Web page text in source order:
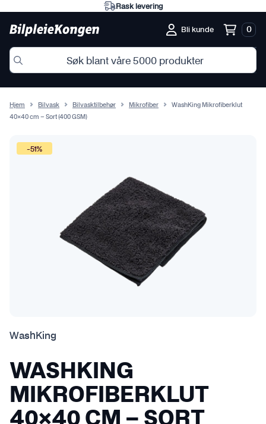
Eksperter på norske forhold
Bli kunde 0
Hjem Bilvask Bilvasktilbehør Mikrofiber
WashKing Mikrofiberklut
40×40 cm – Sort (400 GSM)
-51%
WashKing
WASHKING
MIKROFIBERKLUT
40×40 CM – SORT